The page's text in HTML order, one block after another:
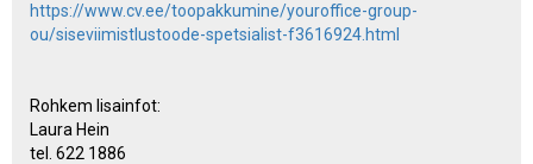
https://www.cv.ee/toopakkumine/youroffice-group-
ou/siseviimistlustoode-spetsialist-f3616924.html
Rohkem lisainfot:
Laura Hein
tel. 622 1886